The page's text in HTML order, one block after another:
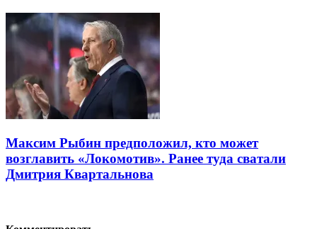
Максим Рыбин предположил, кто может
возглавить «Локомотив». Ранее туда сватали
Дмитрия Квартальнова